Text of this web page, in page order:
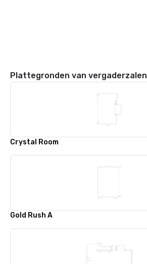
Plattegronden van vergaderzalen
Crystal Room
Gold Rush A